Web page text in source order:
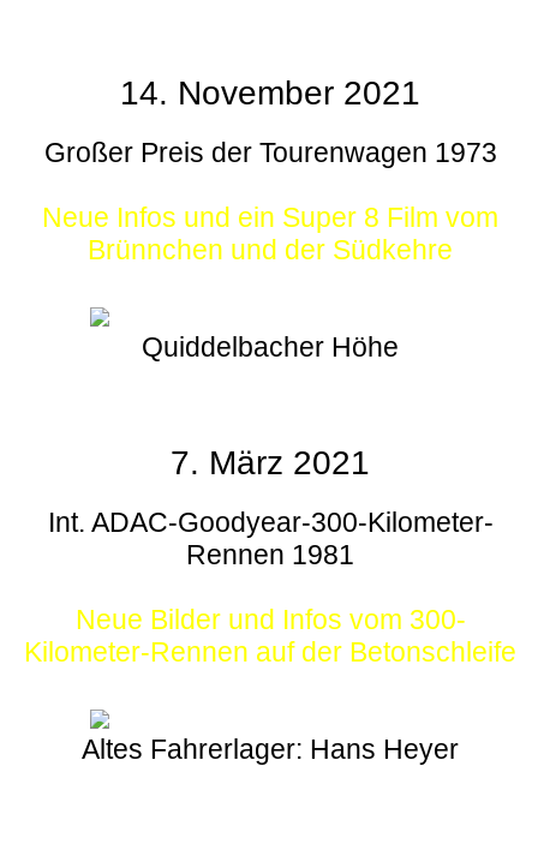
14. November 2021
Großer Preis der Tourenwagen 1973
Neue Infos und ein Super 8 Film vom
Brünnchen und der Südkehre
Quiddelbacher Höhe
7. März 2021
Int. ADAC-Goodyear-300-Kilometer-
Rennen 1981
Neue Bilder und Infos vom 300-
Kilometer-Rennen auf der Betonschleife
Altes Fahrerlager: Hans Heyer